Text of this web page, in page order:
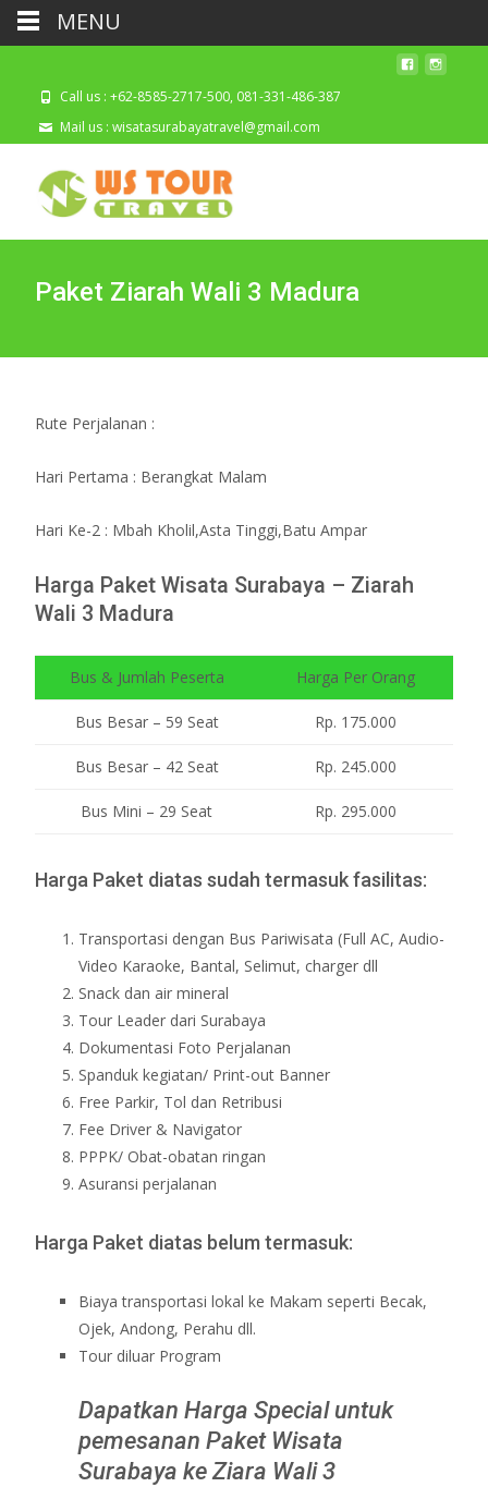
Call us : +62-8585-2717-500, 081-331-486-387
Mail us : wisatasurabayatravel@gmail.com
Paket Ziarah Wali 3 Madura
Rute Perjalanan :
Hari Pertama : Berangkat Malam
Hari Ke-2 : Mbah Kholil,Asta Tinggi,Batu Ampar
Harga Paket Wisata Surabaya – Ziarah
Wali 3 Madura
Bus & Jumlah Peserta Harga Per Orang
Bus Besar – 59 Seat Rp. 175.000
Bus Besar – 42 Seat Rp. 245.000
Bus Mini – 29 Seat Rp. 295.000
Harga Paket diatas sudah termasuk fasilitas:
Transportasi dengan Bus Pariwisata (Full AC, Audio-
Video Karaoke, Bantal, Selimut, charger dll
Snack dan air mineral
Tour Leader dari Surabaya
Dokumentasi Foto Perjalanan
Spanduk kegiatan/ Print-out Banner
Free Parkir, Tol dan Retribusi
Fee Driver & Navigator
PPPK/ Obat-obatan ringan
Asuransi perjalanan
Harga Paket diatas belum termasuk:
Biaya transportasi lokal ke Makam seperti Becak,
Ojek, Andong, Perahu dll.
Tour diluar Program
Dapatkan Harga Special untuk
pemesanan Paket Wisata
Surabaya ke Ziara Wali 3
MENU